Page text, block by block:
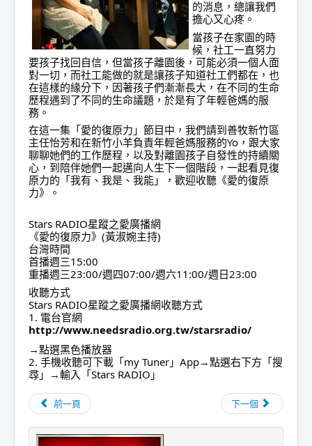
的消息，總讓我們
擔心又心疼。
當孩子在家園的時
候，社工一直努力
要孩子找回自信，但當孩子離園後，可能必須一個人面
對一切，而社工能做的就是讓孩子知道社工們都在，也
在這樣的緣分下，因著孩子們漸漸長大，在不同的生命
歷程遇到了不同的生命議題，於是有了年輕爸媽的服
務。
在這一集「愛的復原力」節目中，我們請到善牧新竹區
主任怡芳和在新竹小羊負責年輕爸媽服務的Yo，跟大家
聊聊她們的工作歷程，以及對離園孩子自發性的持續關
心，到陪伴她們一起邁向人生下一個階段，一起看見復
原力的「我有、我是、我能」，歡迎收聽《愛的復原
力》。
Stars RADIO星蹤之愛廣播網
《愛的復原力》(黃淑婉主持)
台灣時間
首播週三15:00
重播週三23:00/週四07:00/週六11:00/週日23:00
收聽方式
Stars RADIO星蹤之愛廣播網收聽方式
1. 電台官網
http://www.needsradio.org.tw/starsradio/
→點選黑色播放器
2. 手機收聽可下載「my Tuner」App→點選右下方「搜
尋」→輸入「Stars RADIO」
前一頁 下一個